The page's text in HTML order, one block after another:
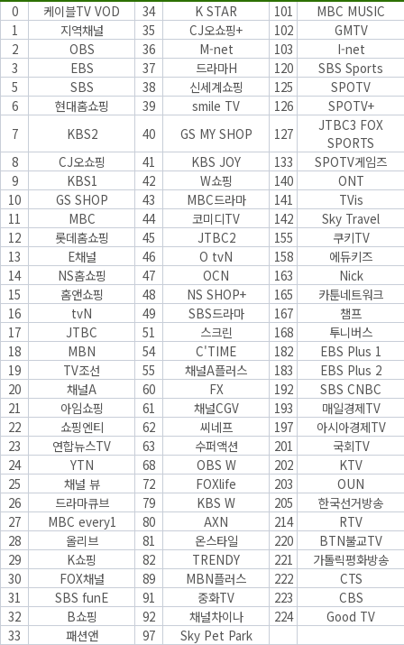
0
케이블TV VOD 34 K STAR 101
MBC MUSIC
1
지역채널 35 CJ오쇼핑+ 102
GMTV
2
OBS 36 M-net 103
I-net
3
EBS 37 드라마H 120
SBS Sports
5
SBS 38 신세계쇼핑 125
SPOTV
6
현대홈쇼핑 39 smile TV 126
SPOTV+
7
KBS2 40 GS MY SHOP 127
JTBC3 FOX
SPORTS
8
CJ오쇼핑 41 KBS JOY 133
SPOTV게임즈
9
KBS1 42 W쇼핑 140
ONT
10
GS SHOP 43 MBC드라마 141
TVis
11
MBC 44 코미디TV 142
Sky Travel
12
롯데홈쇼핑 45 JTBC2 155
쿠키TV
13
E채널 46 O tvN 158
에듀키즈
14
NS홈쇼핑 47 OCN 163
Nick
15
홈앤쇼핑 48 NS SHOP+ 165
카툰네트워크
16
tvN 49 SBS드라마 167
챔프
17
JTBC 51 스크린 168
투니버스
18
MBN 54 C'TIME 182
EBS Plus 1
19
TV조선 55 채널A플러스 183
EBS Plus 2
20
채널A 60 FX 192
SBS CNBC
21
아임쇼핑 61 채널CGV 193
매일경제TV
22
쇼핑엔티 62 씨네프 197
아시아경제TV
23
연합뉴스TV 63 수퍼액션 201
국회TV
24
YTN 68 OBS W 202
KTV
25
채널 뷰 72 FOXlife 203
OUN
26
드라마큐브 79 KBS W 205
한국선거방송
27
MBC every1 80 AXN 214
RTV
28
올리브 81 온스타일 220
BTN불교TV
29
K쇼핑 82 TRENDY 221
가톨릭평화방송
30
FOX채널 89 MBN플러스 222
CTS
31
SBS funE 91 중화TV 223
CBS
32
B쇼핑 92 채널차이나 224
Good TV
33
패션앤 97 Sky Pet Park